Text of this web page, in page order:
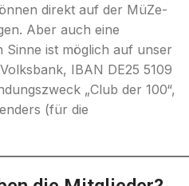
direkt auf der MüZe-
Aber auch eine
Sinne ist möglich auf unser
IBAN DE25 5109
„Club der 100“,
(für die